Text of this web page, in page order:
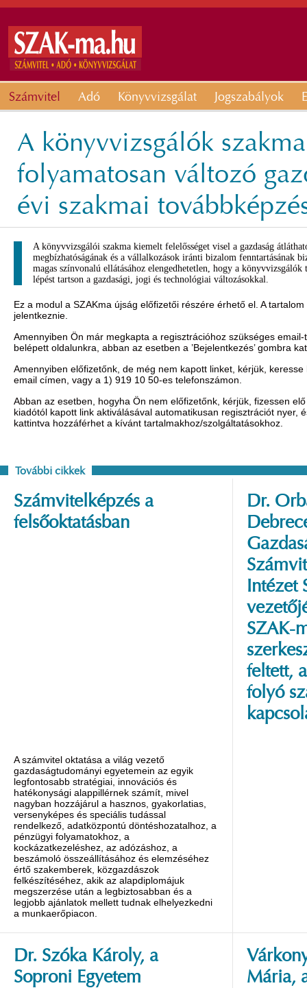
Számvitel Adó Könyvvizsgálat Jogszabályok
A könyvvizsgálók
folyamatosan változó
évi szakmai
A könyvvizsgálói szakma kiemelt felelősséget visel a gazdaság
megbízhatóságának és a vállalkozások iránti bizalom fenntartásának
magas színvonalú ellátásához elengedhetetlen, hogy a
lépést tartson a gazdasági, jogi és technológiai változásokkal.
Ez a modul a SZAKma újság előfizetői részére érhető el. A
jelentkeznie.
Amennyiben Ön már megkapta a regisztrációhoz szükséges
belépett oldalunkra, abban az esetben a ’Bejelentkezés’ gombra
Amennyiben előfizetőnk, de még nem kapott linket, kérjük,
email címen, vagy a 1) 919 10 50-es telefonszámon.
Abban az esetben, hogyha Ön nem előfizetőnk, kérjük, fizessen
kiadótól kapott link aktiválásával automatikusan regisztrációt nyer,
kattintva hozzáférhet a kívánt tartalmakhoz/szolgáltatásokhoz.
További cikkek
Számvitelképzés a
felsőoktatásban
A számvitel oktatása a világ vezető
gazdaságtudományi egyetemein az egyik
legfontosabb stratégiai, innovációs és
hatékonysági alappillérnek számít, mivel
nagyban hozzájárul a hasznos, gyakorlatias,
versenyképes és speciális tudással
rendelkező, adatközpontú döntéshozatalhoz, a
pénzügyi folyamatokhoz, a
kockázatkezeléshez, az adózáshoz, a
beszámoló összeállításához és elemzéséhez
értő szakemberek, közgazdászok
felkészítéséhez, akik az alapdiplomájuk
megszerzése után a legbiztosabban és a
legjobb ajánlatok mellett tudnak elhelyezkedni
a munkaerőpiacon.
Dr.
Intézet
SZAK-
feltett,
folyó
Dr. Szóka Károly, a
Soproni Egyetem
Mária,